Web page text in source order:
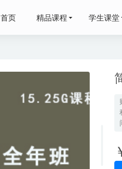
首页 精品课程 学生课堂
2026届高考语
高情商沟通术
2025胡婷高一